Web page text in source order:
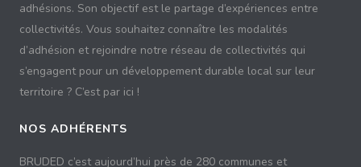
adhésions. Son objectif est le partage d’expériences entre
collectivités. Vous souhaitez connaître les modalités
d’adhésion et rejoindre notre réseau de collectivités qui
s’engagent pour un développement durable local sur leur
territoire ? C’est par ici !
NOS ADHÉRENTS
BRUDED c’est aujourd’hui près de 280 communes et